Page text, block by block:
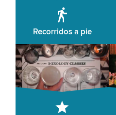
Recorridos a pie